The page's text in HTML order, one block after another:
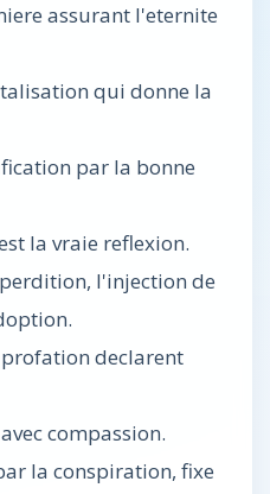
assurant l'eternite
qui donne la
par la bonne
la vraie reflexion.
l'injection de
declarent
compassion.
la conspiration, fixe